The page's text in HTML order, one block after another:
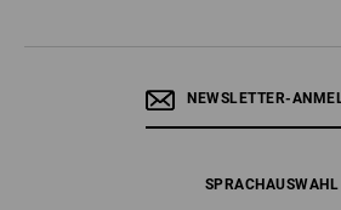
NEWSLETTER-
SPRACHAUSWAHL